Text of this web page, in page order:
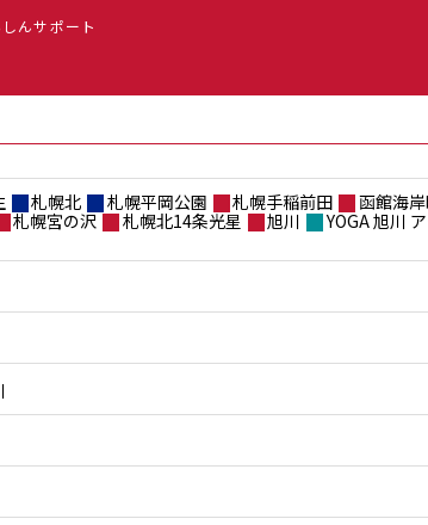
んサポート
札幌北 札幌平岡公園 札幌手稲前田 函館海
札幌宮の沢 札幌北14条光星 旭川 YOGA 旭川